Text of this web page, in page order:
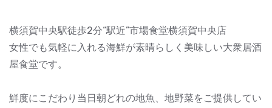
横須賀中央駅徒歩2分“駅近”市場食堂横須賀中央店
女性でも気軽に入れる海鮮が素晴らしく美味しい大衆居酒
屋食堂です。
鮮度にこだわり当日朝どれの地魚、地野菜をご提供してい